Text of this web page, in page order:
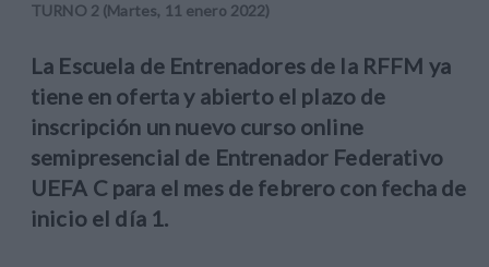
TURNO 2 (Martes, 11 enero 2022)
La Escuela de Entrenadores de la RFFM ya
tiene en oferta y abierto el plazo de
inscripción un nuevo curso online
semipresencial de Entrenador Federativo
UEFA C para el mes de febrero con fecha de
inicio el día 1.